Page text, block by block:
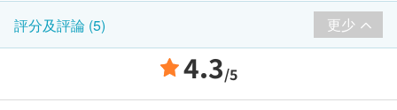
評分及評論 (5) 更少
4.3/5